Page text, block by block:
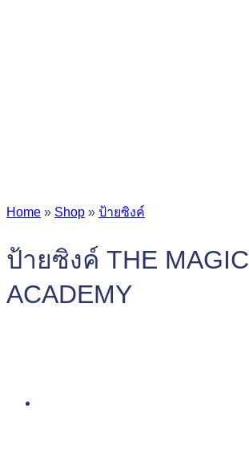
Home » Shop » ป้ายซิงค์
ป้ายซิงค์ THE MAGIC
ACADEMY